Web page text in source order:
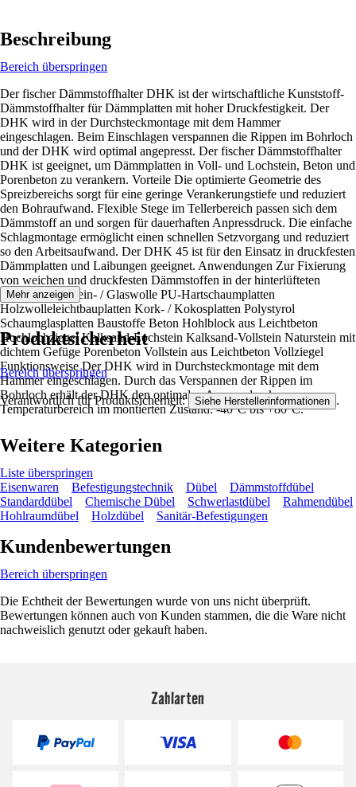
Beschreibung
Bereich überspringen
Der fischer Dämmstoffhalter DHK ist der wirtschaftliche Kunststoff-
Dämmstoffhalter für Dämmplatten mit hoher Druckfestigkeit. Der
DHK wird in der Durchsteckmontage mit dem Hammer
eingeschlagen. Beim Einschlagen verspannen die Rippen im Bohrloch
und der DHK wird optimal angepresst. Der fischer Dämmstoffhalter
DHK ist geeignet, um Dämmplatten in Voll- und Lochstein, Beton und
Porenbeton zu verankern. Vorteile Die optimierte Geometrie des
Spreizbereichs sorgt für eine geringe Verankerungstiefe und reduziert
den Bohraufwand. Flexible Stege im Tellerbereich passen sich dem
Dämmstoff an und sorgen für dauerhaften Anpressdruck. Die einfache
Schlagmontage ermöglicht einen schnellen Setzvorgang und reduziert
so den Arbeitsaufwand. Der DHK 45 ist für den Einsatz in druckfesten
Dämmplatten und Laibungen geeignet. Anwendungen Zur Fixierung
von weichen und druckfesten Dämmstoffen in der hinterlüfteten
Fassade wie: Stein- / Glaswolle PU-Hartschaumplatten
Holzwolleleichtbauplatten Kork- / Kokosplatten Polystyrol
Schaumglasplatten Baustoffe Beton Hohlblock aus Leichtbeton
Hochlochziegel Kalksand-Lochstein Kalksand-Vollstein Naturstein mit
dichtem Gefüge Porenbeton Vollstein aus Leichtbeton Vollziegel
Funktionsweise Der DHK wird in Durchsteckmontage mit dem
Hammer eingeschlagen. Durch das Verspannen der Rippen im
Bohrloch erhält der DHK den optimalen Anpressdruck.
Temperaturbereich im montierten Zustand: -40°C bis +80°C.
Mehr anzeigen
Produktsicherheit
Bereich überspringen
Verantwortlich für Produktsicherheit: Siehe Herstellerinformationen .
Weitere Kategorien
Liste überspringen
Eisenwaren
Befestigungstechnik Dübel
Dämmstoffdübel
Standarddübel
Chemische Dübel Schwerlastdübel
Rahmendübel
Hohlraumdübel
Holzdübel Sanitär-Befestigungen
Kundenbewertungen
Bereich überspringen
Die Echtheit der Bewertungen wurde von uns nicht überprüft.
Bewertungen können auch von Kunden stammen, die die Ware nicht
nachweislich genutzt oder gekauft haben.
Zahlarten